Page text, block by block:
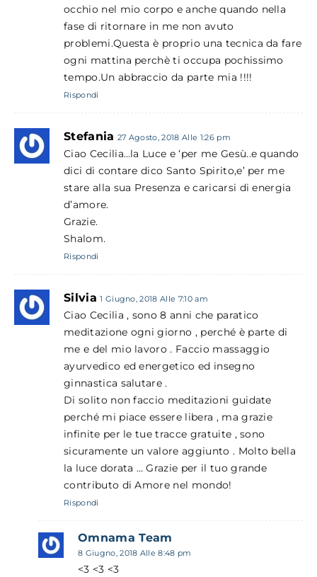
occhio nel mio corpo e anche quando nella
fase di ritornare in me non avuto
problemi.Questa è proprio una tecnica da fare
ogni mattina perchè ti occupa pochissimo
tempo.Un abbraccio da parte mia !!!!
Rispondi
Stefania 27 Agosto, 2018 Alle 1:26 pm
Ciao Cecilia…la Luce e ‘per me Gesù..e quando
dici di contare dico Santo Spirito,e’ per me
stare alla sua Presenza e caricarsi di energia
d’amore.
Grazie.
Shalom.
Rispondi
Silvia 1 Giugno, 2018 Alle 7:10 am
Ciao Cecilia , sono 8 anni che paratico
meditazione ogni giorno , perché è parte di
me e del mio lavoro . Faccio massaggio
ayurvedico ed energetico ed insegno
ginnastica salutare .
Di solito non faccio meditazioni guidate
perché mi piace essere libera , ma grazie
infinite per le tue tracce gratuite , sono
sicuramente un valore aggiunto . Molto bella
la luce dorata … Grazie per il tuo grande
contributo di Amore nel mondo!
Rispondi
Omnama Team
8 Giugno, 2018 Alle 8:48 pm
<3 <3 <3